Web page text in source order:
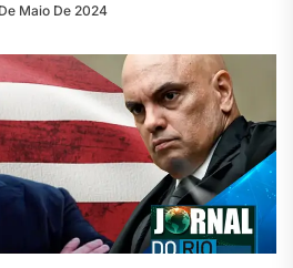
Maio De 2024